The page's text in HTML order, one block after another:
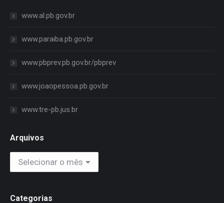
www.al.pb.gov.br
www.paraiba.pb.gov.br
www.pbprev.pb.gov.br/pbprev
www.joaopessoa.pb.gov.br
www.tre-pb.jus.br
Arquivos
Arquivos
Categorias